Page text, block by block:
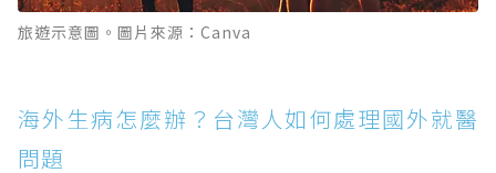
旅遊示意圖。圖片來源：Canva
海外生病怎麼辦？台灣人如何處理國外就醫
問題